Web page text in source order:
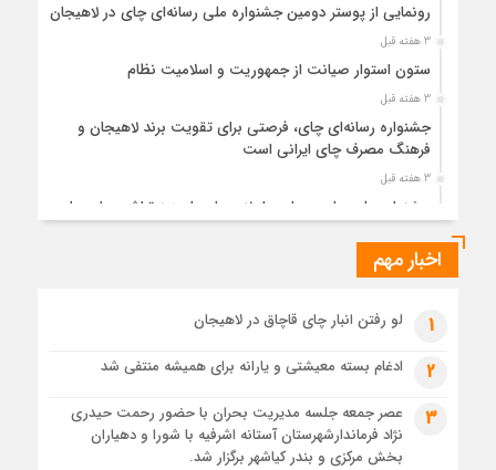
رونمایی از پوستر دومین جشنواره ملی رسانه‌ای چای در لاهیجان
3 هفته قبل
ستون استوار صیانت از جمهوریت و اسلامیت نظام
3 هفته قبل
جشنواره رسانه‌ای چای، فرصتی برای تقویت برند لاهیجان و
فرهنگ مصرف چای ایرانی است
3 هفته قبل
جشنواره ملی چای، حمایت از لاهیجان یا هزینه‌تراشی برای چای
1 ماه قبل
1 ماه قبل
رئوف
تصاویر هوایی مراسم تشییع پیکر مطهر آقای شهید ایران – مشهد
اخبار مهم
1 لو رفتن انبار چای قاچاق در لاهیجان
2 ادغام بسته معیشتی و یارانه برای همیشه منتفی شد
3
عصر جمعه جلسه مدیریت بحران با حضور رحمت حیدری
نژاد فرماندارشهرستان آستانه اشرفیه با شورا و دهیاران
بخش مرکزی و بندر کیاشهر برگزار شد.